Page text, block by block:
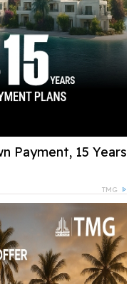
Payment, 15 Years
TMG